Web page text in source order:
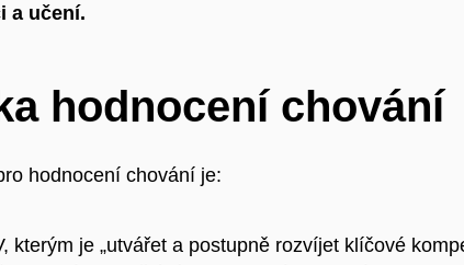
a učení.
hodnocení chování
hodnocení chování je:
kterým je „utvářet a postupně rozvíjet klíčové